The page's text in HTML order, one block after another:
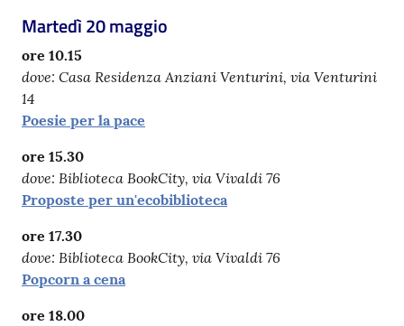
Martedì 20 maggio
ore 10.15
dove: Casa Residenza Anziani Venturini, via Venturini
14
Poesie per la pace
ore 15.30
dove: Biblioteca BookCity, via Vivaldi 76
Proposte per un'ecobiblioteca
ore 17.30
dove: Biblioteca BookCity, via Vivaldi 76
Popcorn a cena
ore 18.00